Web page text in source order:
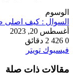
الوسوم
السوال : كيف اصلى
أغسطس 20, 2023
0
2 دقائق
فيسبوك تويتر
البريد
مقالات ذات صلة